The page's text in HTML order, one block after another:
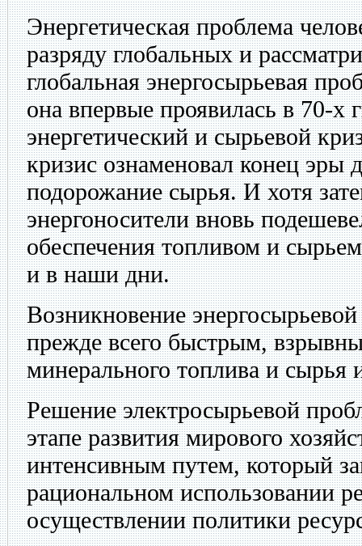
Энергетическая проблема
разряду глобальных и
глобальная энергосырьевая
она впервые проявилась в 70-х
энергетический и сырьевой
кризис ознаменовал конец эры
подорожание сырья. И хотя
энергоносители вновь
обеспечения топливом и
и в наши дни.
Возникновение
прежде всего быстрым,
минерального топлива и
Решение электросырьевой
этапе развития мирового
интенсивным путем, который
рациональном использовании
осуществлении политики